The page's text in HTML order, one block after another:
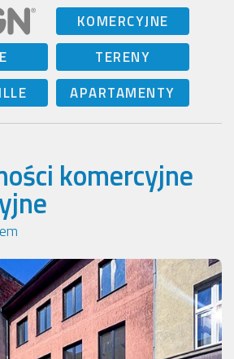
KOMERCYJNE
TERENY
APARTAMENTY
komercyjne